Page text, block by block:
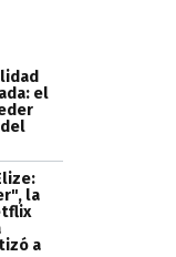
el
la
a